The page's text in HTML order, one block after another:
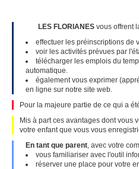
LES FLORIANES vous offrent
effectuer les préinscriptions de
voir les activités prévues par
télécharger les emplois du
automatique.
également vous exprimer
en ligne sur notre site web.
Pour la majeure partie de ce qui a
Mis à part ces avantages dont vous
votre enfant que vous vous
En tant que parent, avec votre
vous familiariser avec l'outil
réserver une place pour votre